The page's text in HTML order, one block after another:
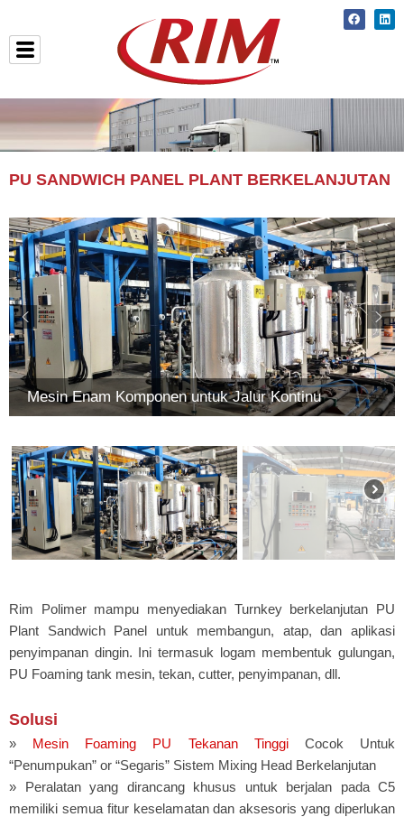
to
content
PU SANDWICH PANEL PLANT BERKELANJUTAN
Mesin Enam Komponen untuk Jalur Kontinu
Rim Polimer mampu menyediakan Turnkey berkelanjutan PU
Plant Sandwich Panel untuk membangun, atap, dan aplikasi
penyimpanan dingin. Ini termasuk logam membentuk gulungan,
PU Foaming tank mesin, tekan, cutter, penyimpanan, dll.
Solusi
» Mesin Foaming PU Tekanan TinggiCocok Untuk
“Penumpukan” or “Segaris” Sistem Mixing Head Berkelanjutan
» Peralatan yang dirancang khusus untuk berjalan pada C5
memiliki semua fitur keselamatan dan aksesoris yang diperlukan